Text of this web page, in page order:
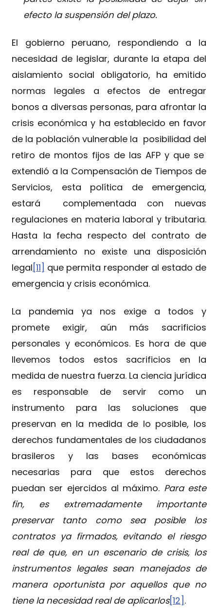
efecto la suspensión del plazo.
El gobierno peruano, respondiendo a la
necesidad de legislar, durante la etapa del
aislamiento social obligatorio, ha emitido
normas legales a efectos de entregar
bonos a diversas personas, para afrontar la
crisis económica y ha establecido en favor
de la población vulnerable la posibilidad del
retiro de montos fijos de las AFP y que se
extendió a la Compensación de Tiempos de
Servicios, esta política de emergencia,
estará complementada con nuevas
regulaciones en materia laboral y tributaria.
Hasta la fecha respecto del contrato de
arrendamiento no existe una disposición
legal [11] que permita responder al estado de
emergencia y crisis económica.
La pandemia ya nos exige a todos y
promete exigir, aún más sacrificios
personales y económicos. Es hora de que
llevemos todos estos sacrificios en la
medida de nuestra fuerza. La ciencia jurídica
es responsable de servir como un
instrumento para las soluciones que
preservan en la medida de lo posible, los
derechos fundamentales de los ciudadanos
brasileros y las bases económicas
necesarias para que estos derechos
puedan ser ejercidos al máximo. Para este
fin, es extremadamente importante
preservar tanto como sea posible los
contratos ya firmados, evitando el riesgo
real de que, en un escenario de crisis, los
instrumentos legales sean manejados de
manera oportunista por aquellos que no
tiene la necesidad real de aplicarlos[12] .